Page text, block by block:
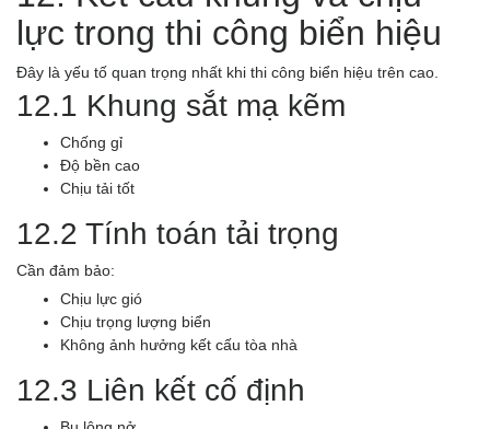
lực trong thi công biển hiệu
Đây là yếu tố quan trọng nhất khi thi công biển hiệu trên cao.
12.1 Khung sắt mạ kẽm
Chống gỉ
Độ bền cao
Chịu tải tốt
12.2 Tính toán tải trọng
Cần đảm bảo:
Chịu lực gió
Chịu trọng lượng biển
Không ảnh hưởng kết cấu tòa nhà
12.3 Liên kết cố định